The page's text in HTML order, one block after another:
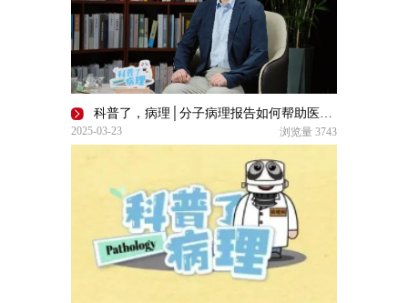
科普了，病理│分子病理报告如何帮助医生为患者制定个性化的治疗方案？
2025-03-23 浏览量 3743